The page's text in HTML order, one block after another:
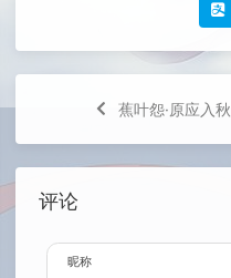
蕉叶怨·原应入秋
评论
昵称